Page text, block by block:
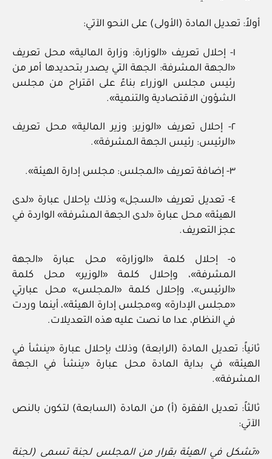
أولاً: تعديل المادة (الأولى) على النحو الآتي:
١- إحلال تعريف «الوزارة: وزارة المالية» محل تعريف
«الجهة المشرفة: الجهة التي يصدر بتحديدها أمر من
رئيس مجلس الوزراء بناءً على اقتراح من مجلس
الشؤون الاقتصادية والتنمية».
٢- إحلال تعريف «الوزير: وزير المالية» محل تعريف
«الرئيس: رئيس الجهة المشرفة».
٣- إضافة تعريف «المجلس: مجلس إدارة الهيئة».
٤- تعديل تعريف «السجل» وذلك بإحلال عبارة «لدى
الهيئة» محل عبارة «لدى الجهة المشرفة» الواردة في
عجز التعريف.
٥- إحلال كلمة «الوزارة» محل عبارة «الجهة
المشرفة»، وإحلال كلمة «الوزير» محل كلمة
«الرئيس»، وإحلال كلمة «المجلس» محل عبارتي
«مجلس الإدارة» و»مجلس إدارة الهيئة»، أينما وردت
في النظام، عدا ما نصت عليه هذه التعديلات.
ثانياً: تعديل المادة (الرابعة) وذلك بإحلال عبارة «ينشأ في
الهيئة» في بداية المادة محل عبارة «ينشأ في الجهة
المشرفة».
ثالثاً: تعديل الفقرة (أ) من المادة (السابعة) لتكون بالنص
الآتي:
«تشكل في الهيئة بقرار من المجلس لجنة تسمى (لجنة